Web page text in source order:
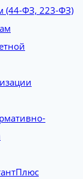
(44-ФЗ, 223-ФЗ)